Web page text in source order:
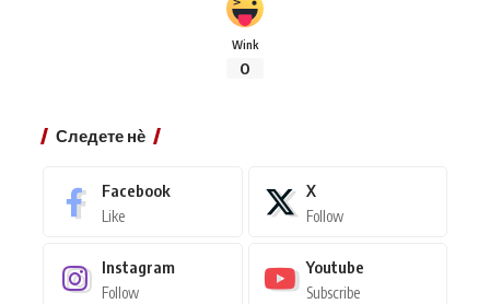
Wink
0
Следете нѐ
Facebook
Like
X
Follow
Instagram
Follow
Youtube
Subscribe